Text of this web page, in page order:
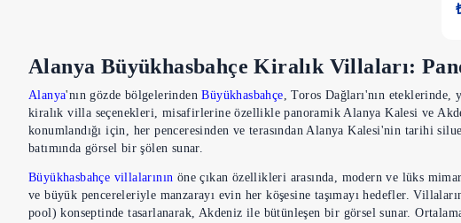
Alanya Büyükhasbahçe Kiralık Villaları:
Alanya'nın gözde bölgelerindenBüyükhasbahçe, Toros Dağları'nın eteklerinde,
kiralık villa seçenekleri, misafirlerine özellikle panoramik Alanya Kalesi ve
konumlandığı için, her penceresinden ve terasından Alanya Kalesi'nin tarihi
batımında görsel bir şölen sunar.
Büyükhasbahçe villalarının öne çıkan özellikleri arasında, modern ve lüks
ve büyük pencereleriyle manzarayı evin her köşesine taşımayı hedefler.
pool) konseptinde tasarlanarak, Akdeniz ile bütünleşen bir görsel sunar.